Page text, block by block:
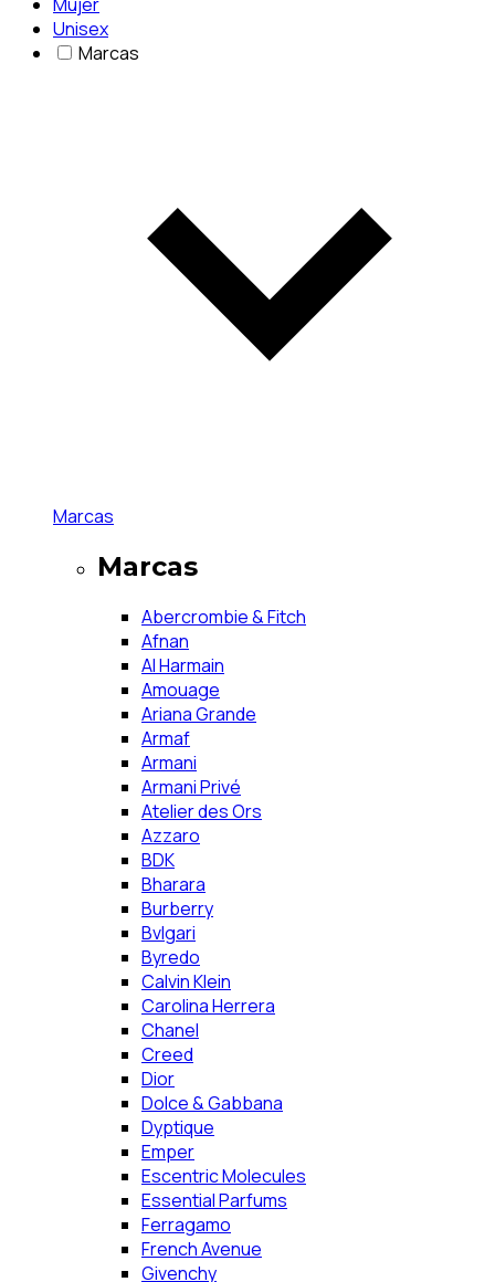
Unisex
Marcas
Marcas
Marcas
Abercrombie & Fitch
Afnan
Al Harmain
Amouage
Ariana Grande
Armaf
Armani
Armani Privé
Atelier des Ors
Azzaro
BDK
Bharara
Burberry
Bvlgari
Byredo
Calvin Klein
Carolina Herrera
Chanel
Creed
Dior
Dolce & Gabbana
Dyptique
Emper
Escentric Molecules
Essential Parfums
Ferragamo
French Avenue
Givenchy